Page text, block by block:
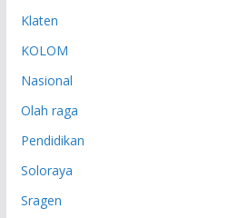
Klaten
KOLOM
Nasional
Olah raga
Pendidikan
Soloraya
Sragen